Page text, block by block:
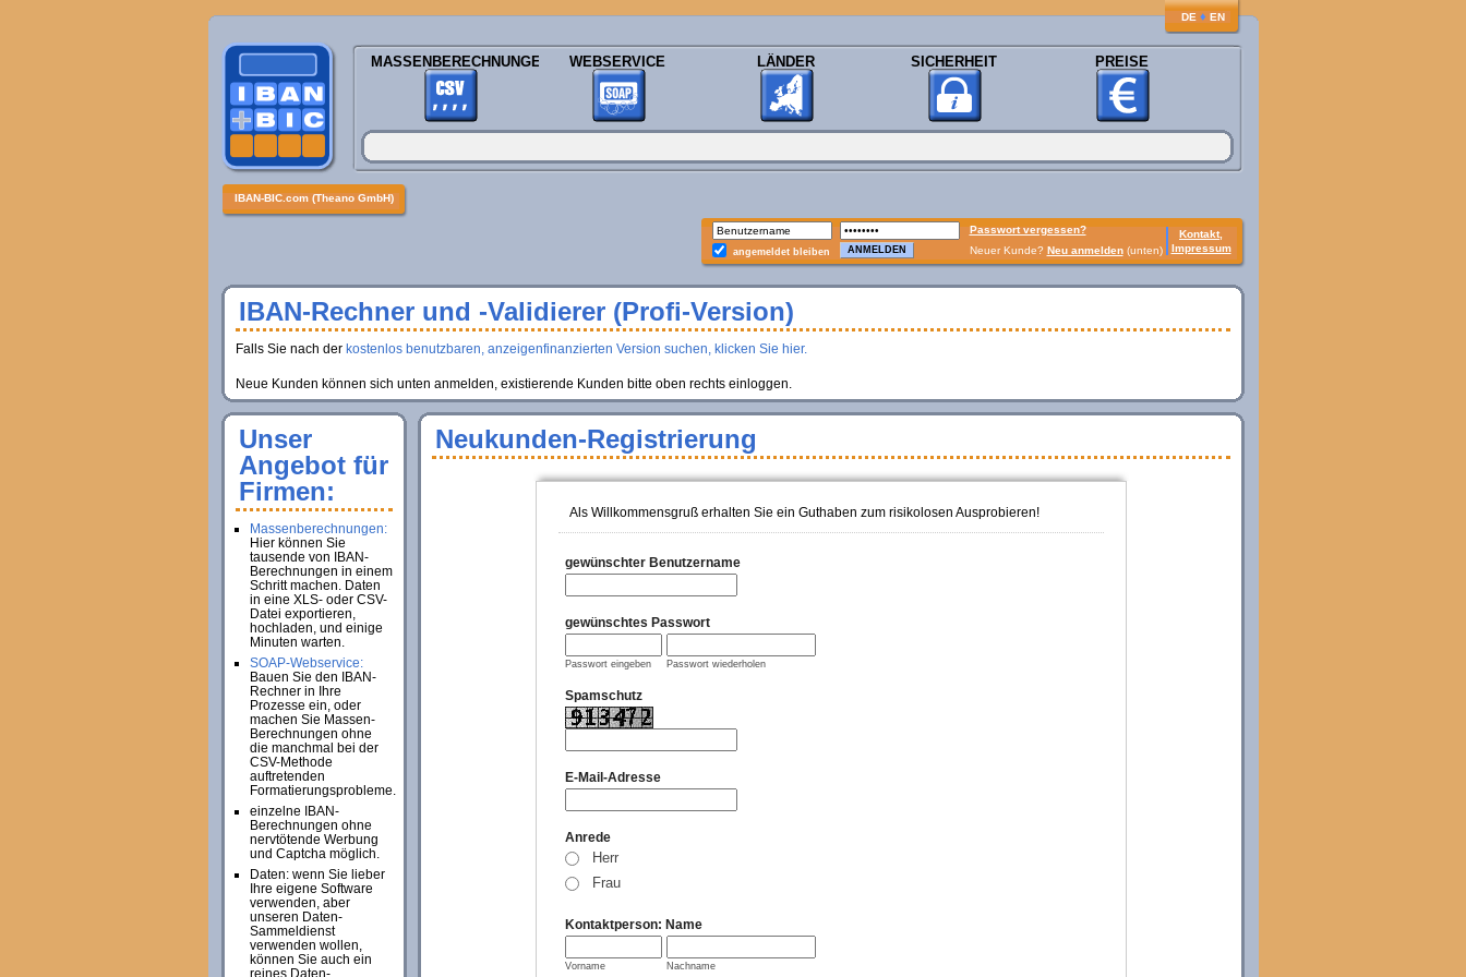
DE ♦ EN
MASSENBERECHNUNGEN WEBSERVICE LÄNDER SICHERHEIT PREISE
IBAN-BIC.com (Theano GmbH)
Passwort vergessen?
Kontakt,
Impressum
angemeldet bleiben Neuer Kunde? Neu anmelden(unten)
IBAN-Rechner und -Validierer (Profi-Version)
Falls Sie nach der kostenlos benutzbaren, anzeigenfinanzierten Version suchen, klicken Sie hier.
Neue Kunden können sich unten anmelden, existierende Kunden bitte oben rechts einloggen.
Neukunden-Registrierung
Als Willkommensgruß erhalten Sie ein Guthaben zum risikolosen Ausprobieren!
gewünschter Benutzername
gewünschtes Passwort
Passwort eingeben Passwort wiederholen
Spamschutz
E-Mail-Adresse
Anrede
Herr
Frau
Kontaktperson: Name
Vorname Nachname
Unser
Angebot für
Firmen:
Massenberechnungen:
Hier können Sie
tausende von IBAN-
Berechnungen in einem
Schritt machen. Daten
in eine XLS- oder CSV-
Datei exportieren,
hochladen, und einige
Minuten warten.
SOAP-Webservice:
Bauen Sie den IBAN-
Rechner in Ihre
Prozesse ein, oder
machen Sie Massen-
Berechnungen ohne
die manchmal bei der
CSV-Methode
auftretenden
Formatierungsprobleme.
einzelne IBAN-
Berechnungen ohne
nervtötende Werbung
und Captcha möglich.
Daten: wenn Sie lieber
Ihre eigene Software
verwenden, aber
unseren Daten-
Sammeldienst
verwenden wollen,
können Sie auch ein
reines Daten-